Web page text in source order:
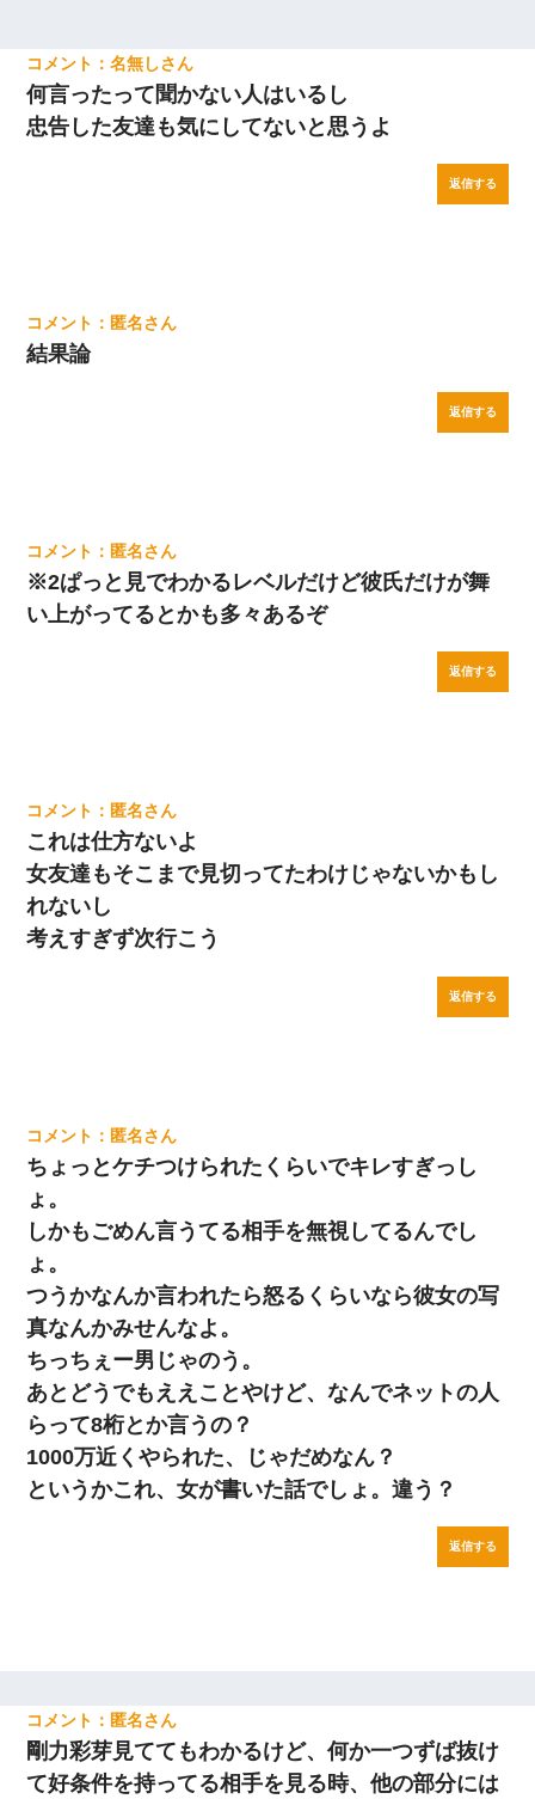
名無し
何言ったって聞かない人はいるし
忠告した友達も気にしてないと思うよ
返信する
匿名
結果論
返信する
匿名
※2ぱっと見でわかるレベルだけど彼氏だけが舞
い上がってるとかも多々あるぞ
返信する
匿名
これは仕方ないよ
女友達もそこまで見切ってたわけじゃないかもし
れないし
考えすぎず次行こう
返信する
匿名
ちょっとケチつけられたくらいでキレすぎっし
ょ。
しかもごめん言うてる相手を無視してるんでし
ょ。
つうかなんか言われたら怒るくらいなら彼女の写
真なんかみせんなよ。
ちっちぇー男じゃのう。
あとどうでもええことやけど、なんでネットの人
らって8桁とか言うの？
1000万近くやられた、じゃだめなん？
というかこれ、女が書いた話でしょ。違う？
返信する
匿名
剛力彩芽見ててもわかるけど、何か一つずば抜け
て好条件を持ってる相手を見る時、他の部分には